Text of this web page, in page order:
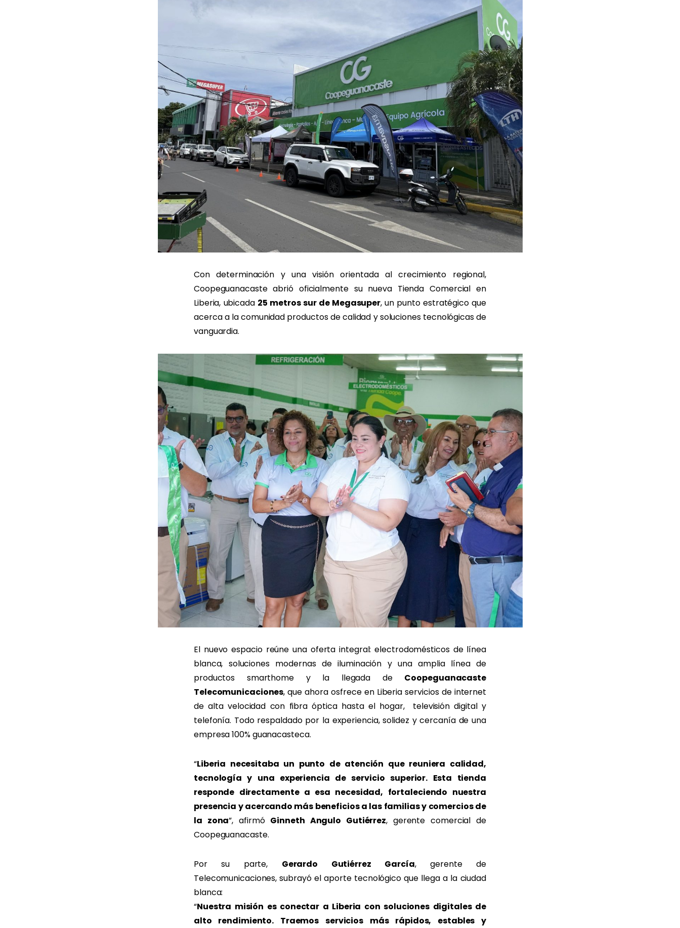
Resultados de los indicadores con base a los
Estados Financieros
Partes vinculadas
Marco de referencia Bono Verdes 2021
Marco de referencia Bono Verdes 2026
Resumen de cumplimiento
Tarifa de OUC
Con determinación y una visión orientada al crecimiento regional,
Coopeguanacaste abrió oficialmente su nueva Tienda Comercial en
Liberia, ubicada 25 metros sur de Megasuper, un punto estratégico que
acerca a la comunidad productos de calidad y soluciones tecnológicas de
vanguardia.
El nuevo espacio reúne una oferta integral: electrodomésticos de línea
blanca, soluciones modernas de iluminación y una amplia línea de
productos smarthome y la llegada de Coopeguanacaste
Telecomunicaciones, que ahora osfrece en Liberia servicios de internet
de alta velocidad con fibra óptica hasta el hogar, televisión digital y
telefonía. Todo respaldado por la experiencia, solidez y cercanía de una
empresa 100% guanacasteca.
“Liberia necesitaba un punto de atención que reuniera calidad,
tecnología y una experiencia de servicio superior. Esta tienda
responde directamente a esa necesidad, fortaleciendo nuestra
presencia y acercando más beneficios a las familias y comercios de
la zona”, afirmó Ginneth Angulo Gutiérrez, gerente comercial de
Coopeguanacaste.
Por su parte, Gerardo Gutiérrez García, gerente de
Telecomunicaciones, subrayó el aporte tecnológico que llega a la ciudad
blanca:
“Nuestra misión es conectar a Liberia con soluciones digitales de
alto rendimiento. Traemos servicios más rápidos, estables y